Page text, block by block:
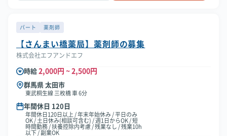
パート 薬剤師
【さんまい橋薬局】薬剤師の募集
株式会社エフアンドエフ
時給 2,000円 ~ 2,500円
群馬県 太田市
東武桐生線 三枚橋 車 6分
年間休日 120日
年間休日120日以上 / 年末年始休み / 平日のみ
OK / 土日休み(相談可含む) / 週1日からOK / 短
時間勤務 / 扶養控除内考慮 / 残業なし / 残業10h
以下 / 副業OK